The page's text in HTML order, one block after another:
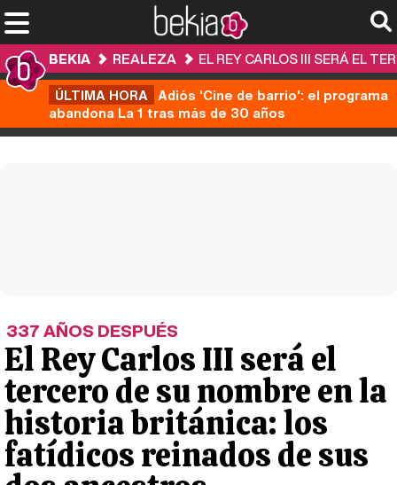
BEKIA REALEZA
EL REY CARLOS III SERÁ EL
ÚLTIMA HORA Adiós 'Cine de barrio': el programa
abandona La 1 tras más de 30 años
337 AÑOS DESPUÉS
El Rey Carlos III será el
tercero de su nombre en la
historia británica: los
fatídicos reinados de sus